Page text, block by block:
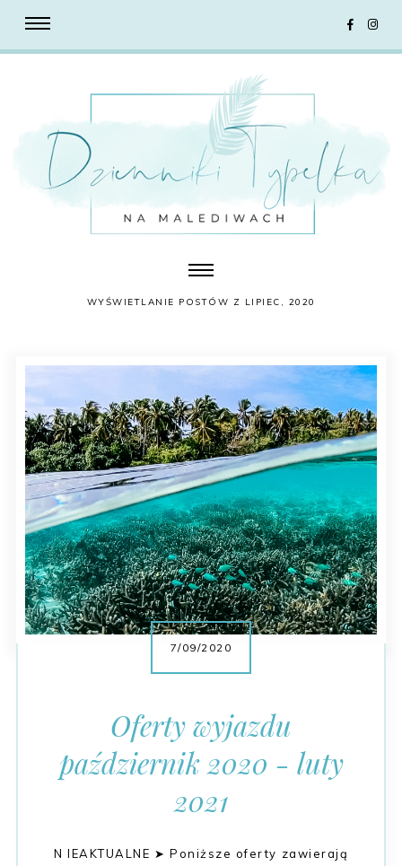
WYŚWIETLANIE POSTÓW Z LIPIEC, 2020
7/09/2020
Oferty wyjazdu
październik 2020 - luty
2021
N IEAKTUALNE ➤ Poniższe oferty zawierają